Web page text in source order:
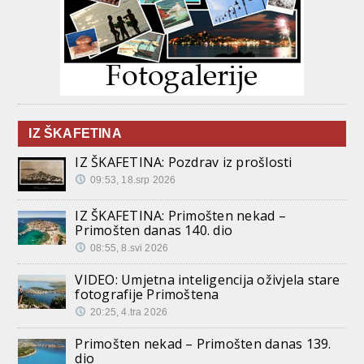
IZ ŠKAFETINA
IZ ŠKAFETINA: Pozdrav iz prošlosti
09:53, 18.srp 2026
IZ ŠKAFETINA: Primošten nekad –
Primošten danas 140. dio
08:55, 8.svi 2026
VIDEO: Umjetna inteligencija oživjela stare
fotografije Primoštena
20:25, 4.tra 2026
Primošten nekad – Primošten danas 139.
dio